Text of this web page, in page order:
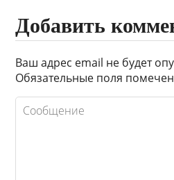
Добавить
Ваш адрес email не будет
Обязательные поля